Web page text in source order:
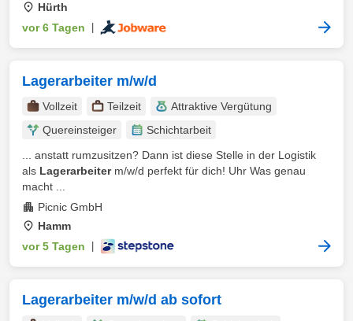
Hürth
vor 6 Tagen
Lagerarbeiter m/w/d
Vollzeit Teilzeit
Attraktive Vergütung
Quereinsteiger
Schichtarbeit
... anstatt rumzusitzen? Dann ist diese Stelle in der Logistik
als Lagerarbeiterm/w/d perfekt für dich! Uhr Was genau
macht ...
Picnic GmbH
Hamm
vor 5 Tagen
Lagerarbeiter m/w/d ab sofort